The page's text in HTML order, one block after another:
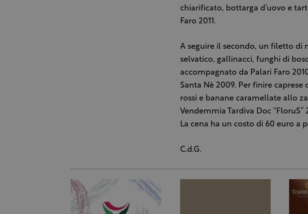
chiarificato, bottarga d’uovo e
Faro 2011.
A seguire il secondo, un filetto di
selvatico, gallinacci, funghi di
accompagnato da Palari Faro
Santa Nè 2009. Per finire
rossi e banane caramellate allo
Vendemmia Tardiva Doc “FloruS”
La cena ha un costo di 60 euro a
C.d.G.